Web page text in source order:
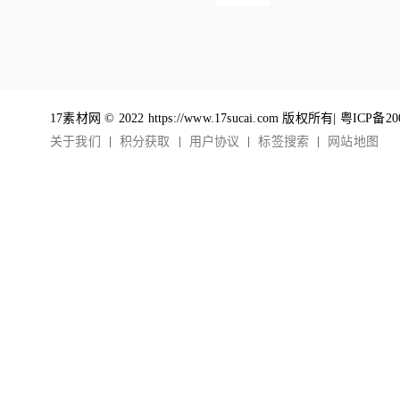
17素材网 © 2022 https://www.17sucai.com 版权所有| 粤ICP备
关于我们
积分获取 用户协议 标签搜索 网站地图